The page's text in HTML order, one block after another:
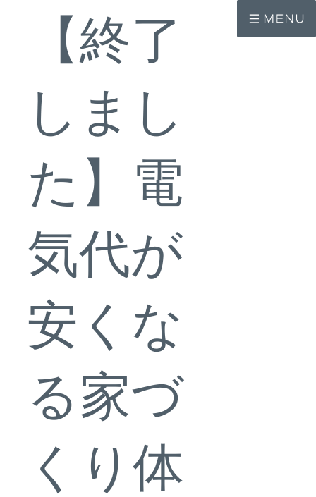
【終了
しまし
た】電
気代が
安くな
る家づ
くり体